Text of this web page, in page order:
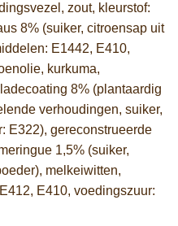
zout, kleurstof:
8% (suiker, citroensap uit
E1442, E410,
kurkuma,
8% (plantaardig
verhoudingen, suiker,
E322), gereconstrueerde
1,5% (suiker,
melkeiwitten,
E410, voedingszuur: